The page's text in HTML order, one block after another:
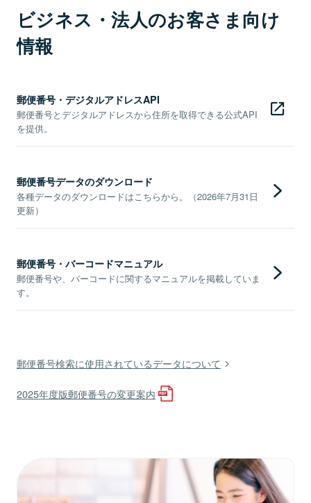
ビジネス・法人のお客さま向け
情報
郵便番号・デジタルアドレスAPI
郵便番号とデジタルアドレスから住所を取得できる公式API
を提供。
郵便番号データのダウンロード
各種データのダウンロードはこちらから。（2026年7月31日
更新）
郵便番号・バーコードマニュアル
郵便番号や、バーコードに関するマニュアルを掲載していま
す。
郵便番号検索に使用されているデータについて
2025年度版郵便番号の変更案内